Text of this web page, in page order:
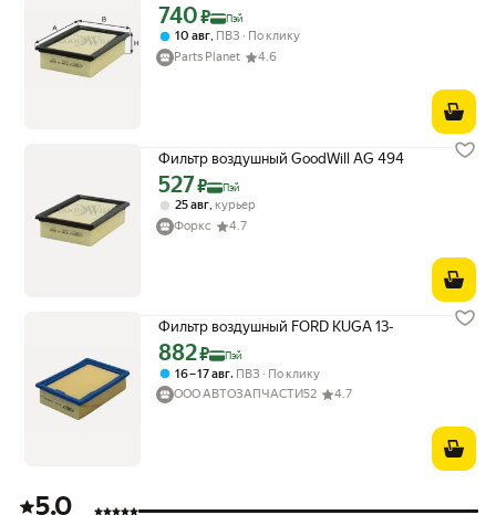
Цена с картой Яндекс Пэй 740 ₽ вместо
740₽ Пэй
10 авг, ПВЗ
По клику
Parts Planet
4.6
Фильтр воздушный GoodWill AG 494
Цена с картой Яндекс Пэй 527 ₽ вместо
527₽ Пэй
25 авг курьер
Форкс
4.7
Фильтр воздушный FORD KUGA 13-
Цена с картой Яндекс Пэй 882 ₽ вместо
882₽ Пэй
16 – 17 авг, ПВЗ
По клику
ООО АВТОЗАПЧАСТИ52
4.7
5.0